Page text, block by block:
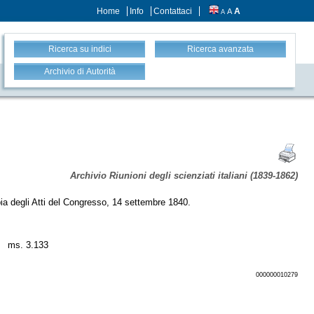
Home Info Contattaci A A A
Ricerca su indici Ricerca avanzata
Archivio di Autorità